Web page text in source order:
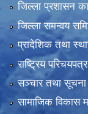
जिल्ला प्रशासन
जिल्ला समन्वय
प्रादेशिक तथा
राष्ट्रिय
सञ्‍चार तथा सूचना
सामाजिक विकास